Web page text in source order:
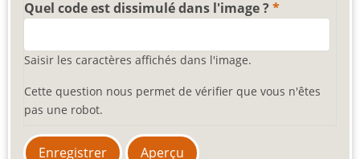
Quel code est dissimulé dans l'image ?
Saisir les caractères affichés dans l'image.
Cette question nous permet de vérifier que vous n'êtes
pas une robot.